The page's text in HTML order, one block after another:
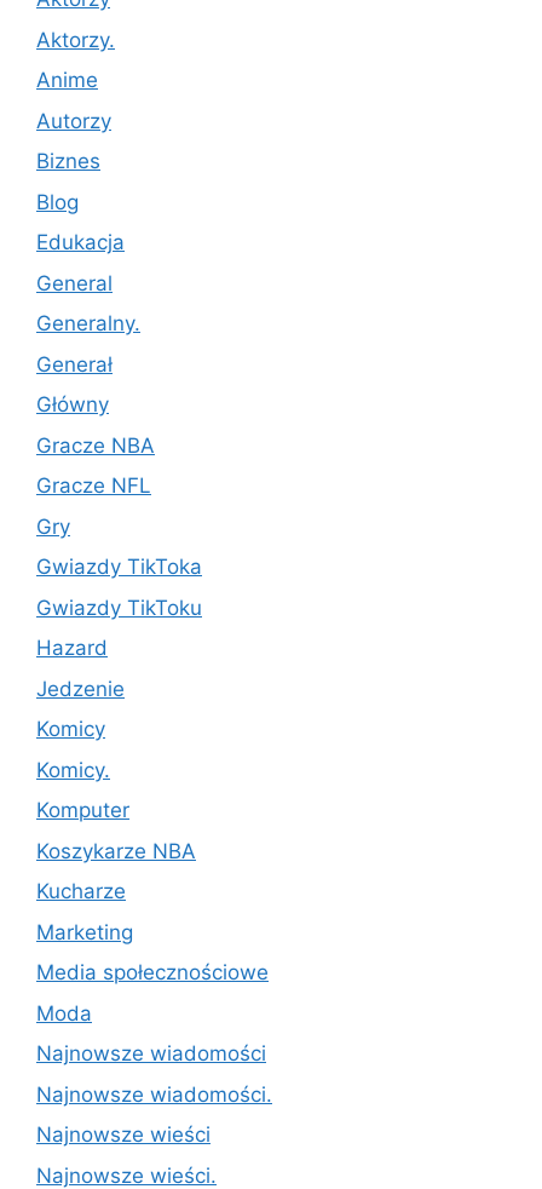
Aktorzy.
Anime
Autorzy
Biznes
Blog
Edukacja
General
Generalny.
Generał
Główny
Gracze NBA
Gracze NFL
Gry
Gwiazdy TikToka
Gwiazdy TikToku
Hazard
Jedzenie
Komicy
Komicy.
Komputer
Koszykarze NBA
Kucharze
Marketing
Media społecznościowe
Moda
Najnowsze wiadomości
Najnowsze wiadomości.
Najnowsze wieści
Najnowsze wieści.